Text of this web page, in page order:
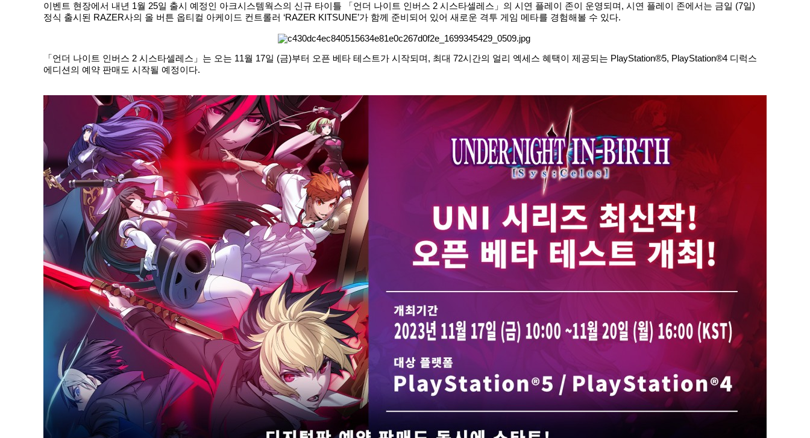
이벤트 현장에서 내년 1월 25일 출시 예정인 아크시스템웍스의 신규 타이틀 「언더 나이트 인버스 2 시스타셀레스」의 시연 플레이 존이 운영되며, 시연 플레이 존에서는 금일 (7일)
정식 출시된 RAZER사의 올 버튼 옵티컬 아케이드 컨트롤러 ‘RAZER KITSUNE’가 함께 준비되어 있어 새로운 격투 게임 메타를 경험해볼 수 있다.
「언더 나이트 인버스 2 시스타셀레스」는 오는 11월 17일 (금)부터 오픈 베타 테스트가 시작되며, 최대 72시간의 얼리 엑세스 혜택이 제공되는 PlayStation®5, PlayStation®4 디럭스
에디션의 예약 판매도 시작될 예정이다.